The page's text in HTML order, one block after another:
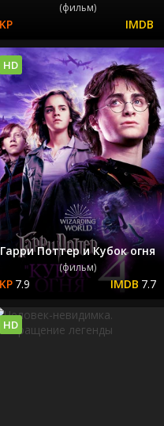
(фильм)
Гарри Поттер и Кубок огня
(фильм)
7.9 7.7
HD
HD